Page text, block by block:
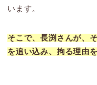
います。
そこで、長渕さんが、
を追い込み、拘る理由